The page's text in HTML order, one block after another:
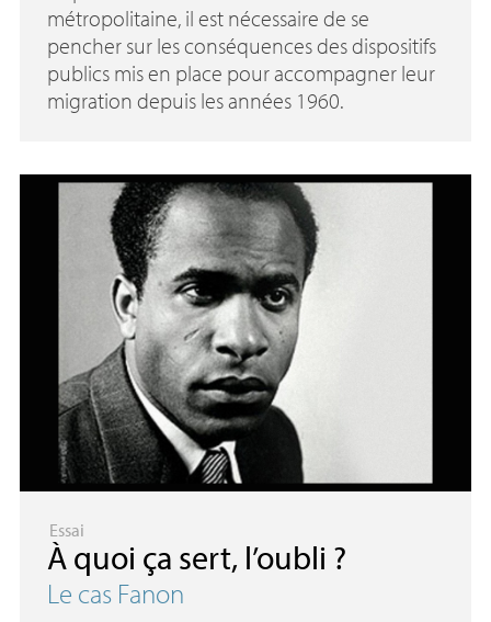
métropolitaine, il est nécessaire de se
pencher sur les conséquences des dispositifs
publics mis en place pour accompagner leur
migration depuis les années 1960.
Essai
À quoi ça sert, l’oubli ?
Le cas Fanon